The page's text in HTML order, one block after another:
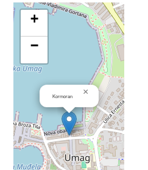
Kormoran ×
+
−